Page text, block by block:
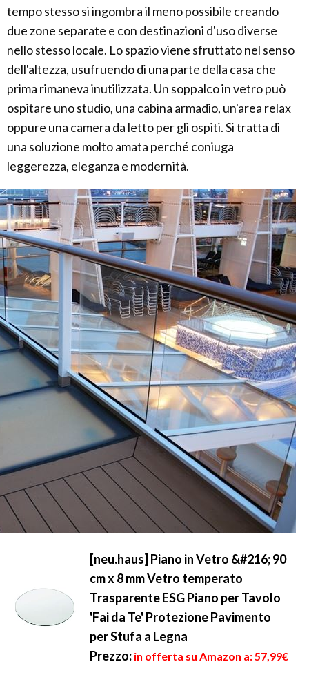
tempo stesso si ingombra il meno possibile creando
due zone separate e con destinazioni d'uso diverse
nello stesso locale. Lo spazio viene sfruttato nel senso
dell'altezza, usufruendo di una parte della casa che
prima rimaneva inutilizzata. Un soppalco in vetro può
ospitare uno studio, una cabina armadio, un'area relax
oppure una camera da letto per gli ospiti. Si tratta di
una soluzione molto amata perché coniuga
leggerezza, eleganza e modernità.
[neu.haus] Piano in Vetro &#216; 90
cm x 8 mm Vetro temperato
Trasparente ESG Piano per Tavolo
'Fai da Te' Protezione Pavimento
per Stufa a Legna
Prezzo: in offerta su Amazon a: 57,99€